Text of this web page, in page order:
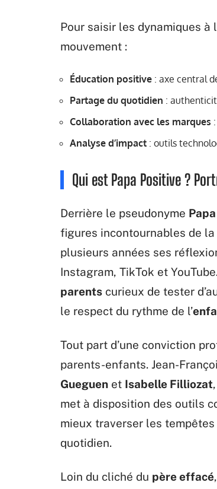
Pour saisir les dynamiques à
mouvement :
Éducation positive : axe central
Partage du quotidien :
Collaboration avec les marques
Analyse d’impact : outils
Qui est Papa Positive ?
Derrière le pseudonyme
figures incontournables de la
plusieurs années ses
Instagram, TikTok et
parents curieux de tester
le respect du rythme de l’
Tout part d’une conviction
parents-enfants. Jean-
Gueguen et Isabelle Filliozat
met à disposition des outils
mieux traverser les
quotidien.
Loin du cliché du père effacé